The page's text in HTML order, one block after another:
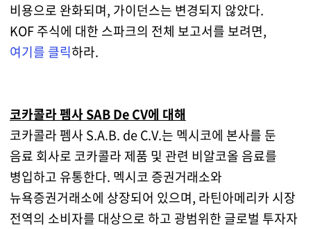
비용으로 완화되며, 가이던스는 변경되지 않았다.
KOF 주식에 대한 스파크의 전체 보고서를 보려면,
여기를 클릭하라.
코카콜라 펨사 SAB De CV에 대해
코카콜라 펨사 S.A.B. de C.V.는 멕시코에 본사를 둔
음료 회사로 코카콜라 제품 및 관련 비알코올 음료를
병입하고 유통한다. 멕시코 증권거래소와
뉴욕증권거래소에 상장되어 있으며, 라틴아메리카 시장
전역의 소비자를 대상으로 하고 광범위한 글로벌 투자자